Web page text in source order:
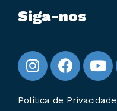
Siga-nos
Política de Privacidade